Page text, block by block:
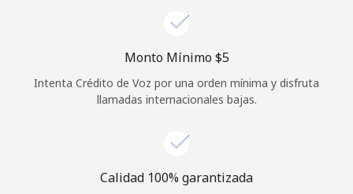
Monto Mínimo ⁦$5⁩
Intenta Crédito de Voz por una orden mínima y disfruta
llamadas internacionales bajas.
Calidad 100% garantizada